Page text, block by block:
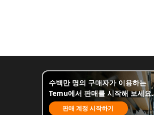
수백만 명의 구매자가 이용하는
Temu에서 판매를 시작해 보세요.
판매 계정 시작하기